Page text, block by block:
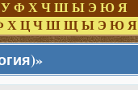
У Ф Х Ч Ш Ы Э Ю Я
Х Ц Ч Ш Щ Ы Э Ю Я